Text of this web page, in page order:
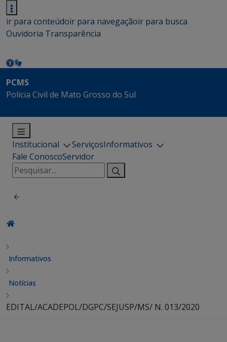
ir para conteúdoir para navegaçãoir para busca
Ouvidoria Transparência
PCMS
Polícia Civil de Mato Grosso do Sul
Institucional ServiçosInformativos
Fale ConoscoServidor
Pesquisar
por:
Informativos
Notícias
EDITAL/ACADEPOL/DGPC/SEJUSP/MS/ N. 013/2020